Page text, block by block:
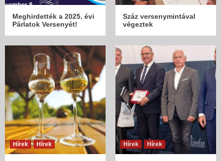
Meghirdették a 2025. évi
Párlatok Versenyét!
Száz versenymintával
végeztek
Hírek Hírek Hírek Hírek